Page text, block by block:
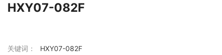
HXY07-082F
关键词：
HXY07-082F